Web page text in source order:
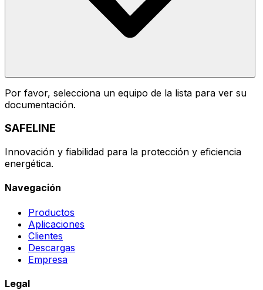
Por favor, selecciona un equipo de la lista para ver su
documentación.
SAFELINE
Innovación y fiabilidad para la protección y eficiencia
energética.
Navegación
Productos
Aplicaciones
Clientes
Descargas
Empresa
Legal